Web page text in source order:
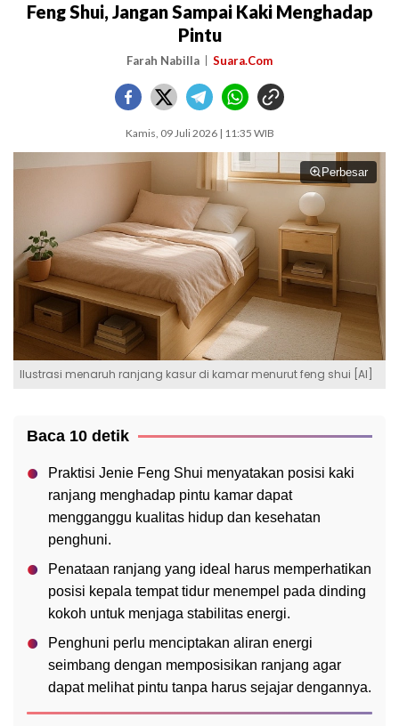
Feng Shui, Jangan Sampai Kaki Menghadap
Pintu
Farah Nabilla Suara.Com
Kamis, 09 Juli 2026 | 11:35 WIB
Perbesar
Ilustrasi menaruh ranjang kasur di kamar menurut feng shui [AI]
Baca 10 detik
Praktisi Jenie Feng Shui menyatakan posisi kaki
ranjang menghadap pintu kamar dapat
mengganggu kualitas hidup dan kesehatan
penghuni.
Penataan ranjang yang ideal harus memperhatikan
posisi kepala tempat tidur menempel pada dinding
kokoh untuk menjaga stabilitas energi.
Penghuni perlu menciptakan aliran energi
seimbang dengan memposisikan ranjang agar
dapat melihat pintu tanpa harus sejajar dengannya.